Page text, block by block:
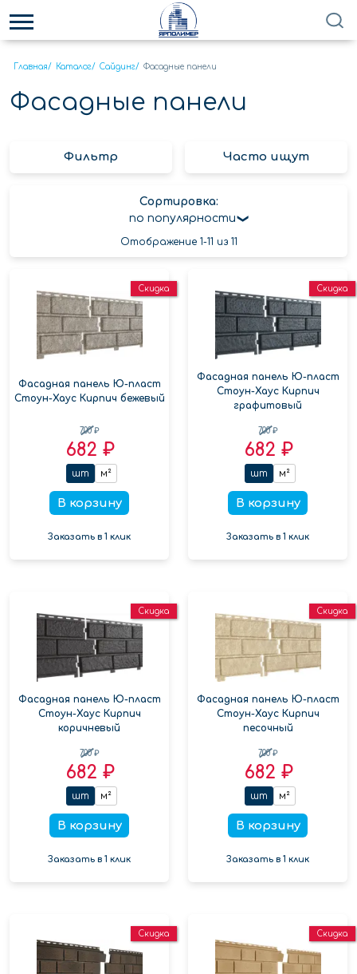
Главная/ Каталог/ Сайдинг/ Фасадные панели
Фасадные панели
Фильтр Часто ищут
Сортировка:
по популярности
Отображение 1-11 из 11
Фасадная панель Ю-пласт
Стоун-Хаус Кирпич бежевый
700 ₽
682 ₽
шт м²
В корзину
Заказать в 1 клик
Скидка
Фасадная панель Ю-пласт
Стоун-Хаус Кирпич
графитовый
700 ₽
682 ₽
шт м²
В корзину
Заказать в 1 клик
Скидка
Фасадная панель Ю-пласт
Стоун-Хаус Кирпич
коричневый
700 ₽
682 ₽
шт м²
В корзину
Заказать в 1 клик
Скидка
Фасадная панель Ю-пласт
Стоун-Хаус Кирпич
песочный
700 ₽
682 ₽
шт м²
В корзину
Заказать в 1 клик
Скидка
Скидка Скидка